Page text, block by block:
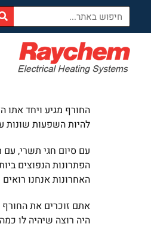
לתוכן
החורף מגיע ויחד אתו
להיות השפעות שונות
עם סיום חגי תשרי,
הפתרונות הנפוצים
האחרונות אנחנו
אתם זוכרים את
היה רוצה שיהיה לו